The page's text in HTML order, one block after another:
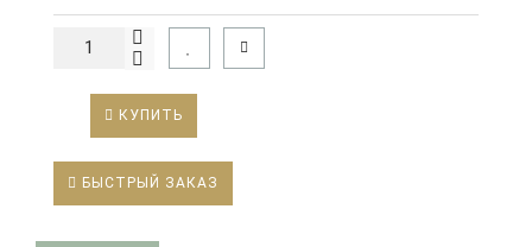
КУПИТЬ
БЫСТРЫЙ ЗАКАЗ